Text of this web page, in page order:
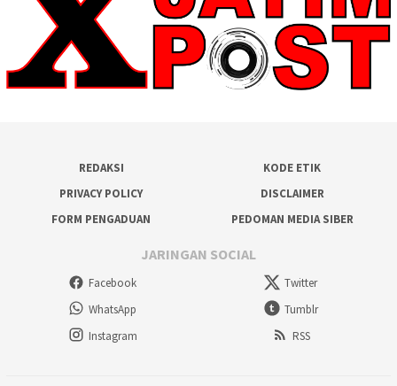
REDAKSI
KODE ETIK
PRIVACY POLICY
DISCLAIMER
FORM PENGADUAN
PEDOMAN MEDIA SIBER
JARINGAN SOCIAL
Facebook
Twitter
WhatsApp
Tumblr
Instagram
RSS